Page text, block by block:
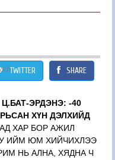
SHARE
TWITTER
ЭРДЭНЭ: -40
ХҮН ДЭЛХИЙД
ХАР БОР АЖИЛ
ИЙМ ЮМ ХИЙЧИХЛЭЭ
НЬ АЛНА, ХЯДНА Ч